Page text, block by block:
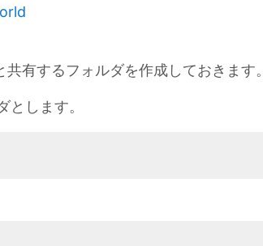
有するフォルダを作成しておきます。
します。